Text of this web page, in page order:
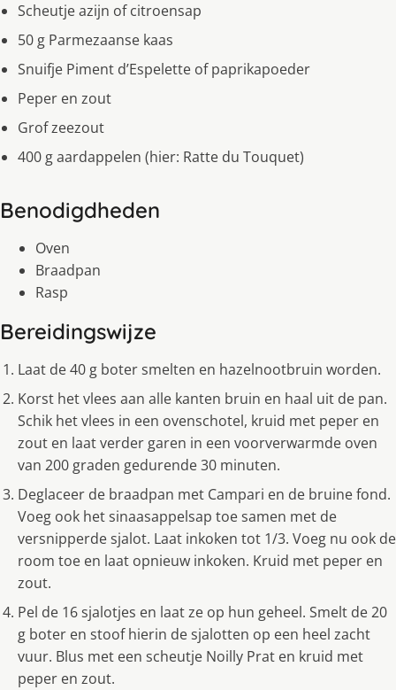
Scheutje azijn of citroensap
50 g Parmezaanse kaas
Snuifje Piment d’Espelette of paprikapoeder
Peper en zout
Grof zeezout
400 g aardappelen (hier: Ratte du Touquet)
Benodigdheden
Oven
Braadpan
Rasp
Bereidingswijze
Laat de 40 g boter smelten en hazelnootbruin worden.
Korst het vlees aan alle kanten bruin en haal uit de pan.
Schik het vlees in een ovenschotel, kruid met peper en
zout en laat verder garen in een voorverwarmde oven
van 200 graden gedurende 30 minuten.
Deglaceer de braadpan met Campari en de bruine fond.
Voeg ook het sinaasappelsap toe samen met de
versnipperde sjalot. Laat inkoken tot 1/3. Voeg nu ook de
room toe en laat opnieuw inkoken. Kruid met peper en
zout.
Pel de 16 sjalotjes en laat ze op hun geheel. Smelt de 20
g boter en stoof hierin de sjalotten op een heel zacht
vuur. Blus met een scheutje Noilly Prat en kruid met
peper en zout.